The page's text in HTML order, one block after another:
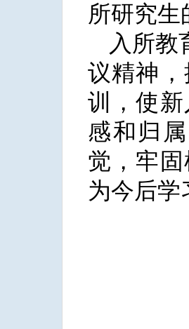
所研究生
入所教
议精神
训，使
感和归
觉，牢
为今后学